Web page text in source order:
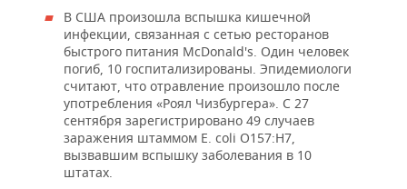
В США произошла вспышка кишечной
инфекции, связанная с сетью ресторанов
быстрого питания McDonald's. Один человек
погиб, 10 госпитализированы. Эпидемиологи
считают, что отравление произошло после
употребления «Роял Чизбургера». С 27
сентября зарегистрировано 49 случаев
заражения штаммом E. coli O157:H7,
вызвавшим вспышку заболевания в 10
штатах.